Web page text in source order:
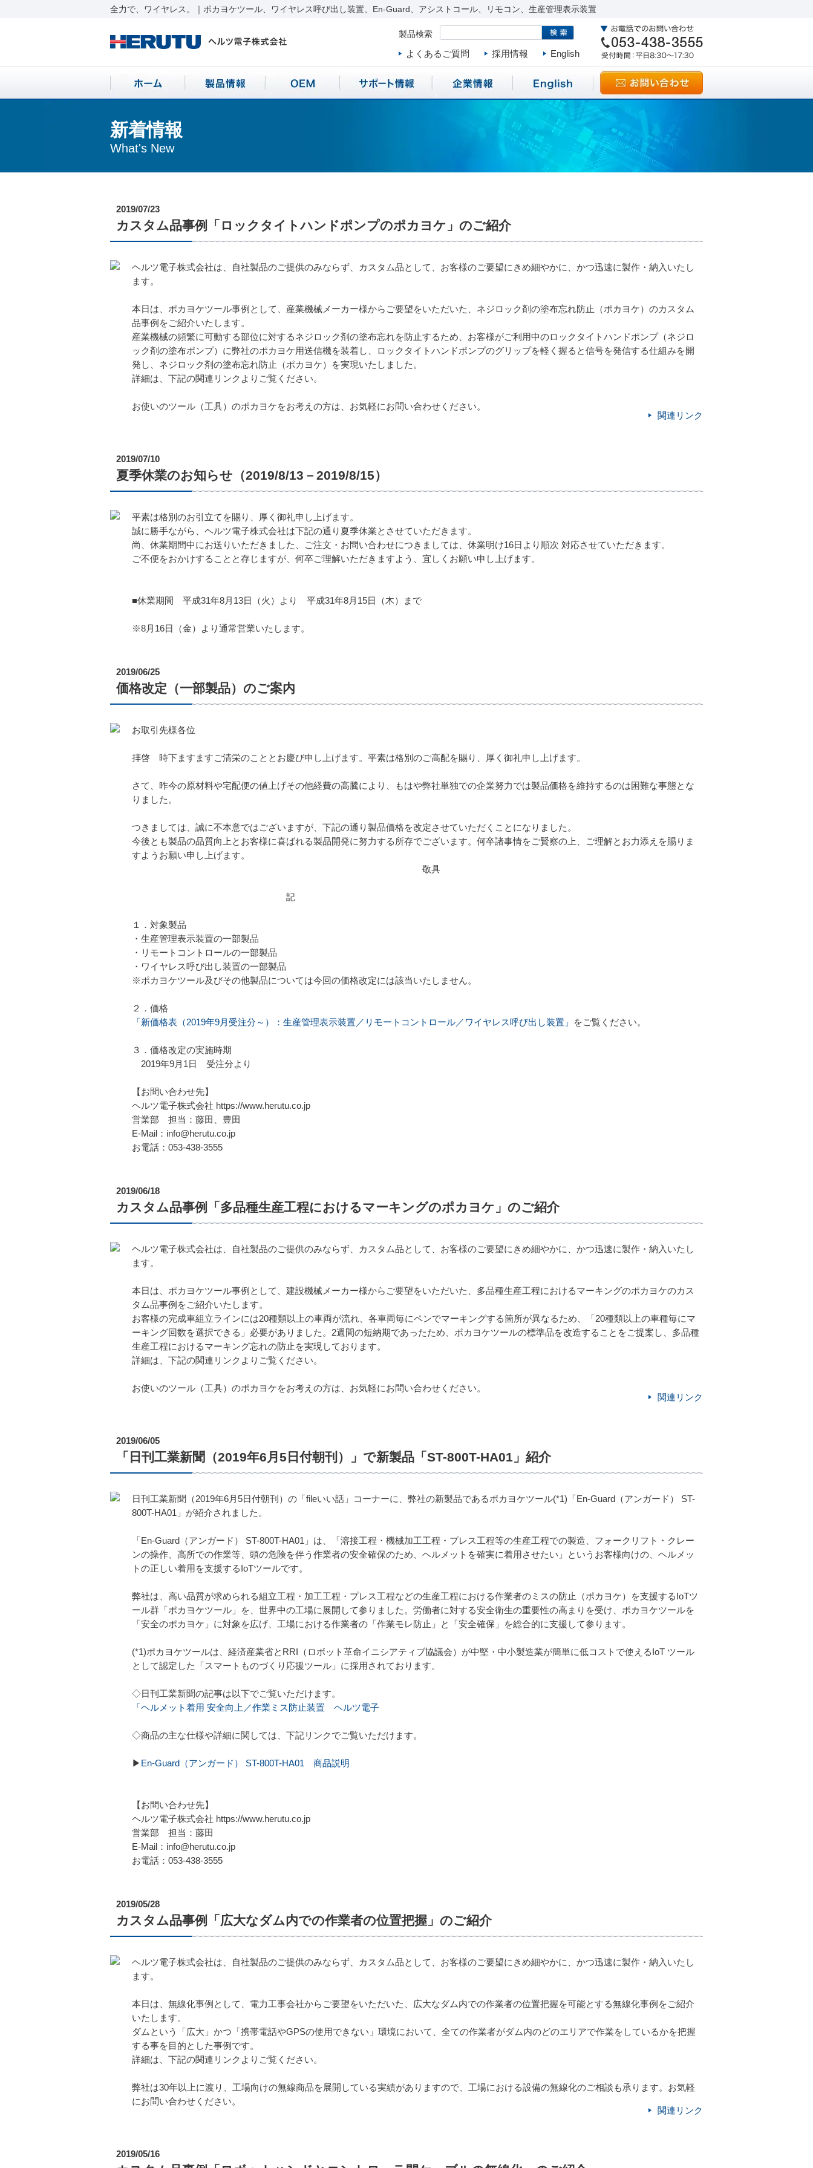
全力で、ワイヤレス。｜ポカヨケツール、ワイヤレス呼び出し装置、En-Guard、アシストコール、リモコン、生産管理表示装置
製品検索
よくあるご質問 採用情報 English
新着情報
What's New
2019/07/23
カスタム品事例「ロックタイトハンドポンプのポカヨケ」のご紹介
ヘルツ電子株式会社は、自社製品のご提供のみならず、カスタム品として、お客様のご要望にきめ細やかに、かつ迅速に製作・納入いたし
ます。
本日は、ポカヨケツール事例として、産業機械メーカー様からご要望をいただいた、ネジロック剤の塗布忘れ防止（ポカヨケ）のカスタム
品事例をご紹介いたします。
産業機械の頻繁に可動する部位に対するネジロック剤の塗布忘れを防止するため、お客様がご利用中のロックタイトハンドポンプ（ネジロ
ック剤の塗布ポンプ）に弊社のポカヨケ用送信機を装着し、ロックタイトハンドポンプのグリップを軽く握ると信号を発信する仕組みを開
発し、ネジロック剤の塗布忘れ防止（ポカヨケ）を実現いたしました。
詳細は、下記の関連リンクよりご覧ください。
お使いのツール（工具）のポカヨケをお考えの方は、お気軽にお問い合わせください。
関連リンク
2019/07/10
夏季休業のお知らせ（2019/8/13－2019/8/15）
平素は格別のお引立てを賜り、厚く御礼申し上げます。
誠に勝手ながら、ヘルツ電子株式会社は下記の通り夏季休業とさせていただきます。
尚、休業期間中にお送りいただきました、ご注文・お問い合わせにつきましては、休業明け16日より順次 対応させていただきます。
ご不便をおかけすることと存じますが、何卒ご理解いただきますよう、宜しくお願い申し上げます。
■休業期間 平成31年8月13日（火）より 平成31年8月15日（木）まで
※8月16日（金）より通常営業いたします。
2019/06/25
価格改定（一部製品）のご案内
お取引先様各位
拝啓 時下ますますご清栄のこととお慶び申し上げます。平素は格別のご高配を賜り、厚く御礼申し上げます。
さて、昨今の原材料や宅配便の値上げその他経費の高騰により、もはや弊社単独での企業努力では製品価格を維持するのは困難な事態とな
りました。
つきましては、誠に不本意ではございますが、下記の通り製品価格を改定させていただくことになりました。
今後とも製品の品質向上とお客様に喜ばれる製品開発に努力する所存でございます。何卒諸事情をご賢察の上、ご理解とお力添えを賜りま
すようお願い申し上げます。
敬具
記
１．対象製品
・生産管理表示装置の一部製品
・リモートコントロールの一部製品
・ワイヤレス呼び出し装置の一部製品
※ポカヨケツール及びその他製品については今回の価格改定には該当いたしません。
２．価格
「新価格表（2019年9月受注分～）：生産管理表示装置／リモートコントロール／ワイヤレス呼び出し装置」
をご覧ください。
３．価格改定の実施時期
2019年9月1日 受注分より
【お問い合わせ先】
ヘルツ電子株式会社 https://www.herutu.co.jp
営業部 担当：藤田、豊田
E-Mail：info@herutu.co.jp
お電話：053-438-3555
2019/06/18
カスタム品事例「多品種生産工程におけるマーキングのポカヨケ」のご紹介
ヘルツ電子株式会社は、自社製品のご提供のみならず、カスタム品として、お客様のご要望にきめ細やかに、かつ迅速に製作・納入いたし
ます。
本日は、ポカヨケツール事例として、建設機械メーカー様からご要望をいただいた、多品種生産工程におけるマーキングのポカヨケのカス
タム品事例をご紹介いたします。
お客様の完成車組立ラインには20種類以上の車両が流れ、各車両毎にペンでマーキングする箇所が異なるため、「20種類以上の車種毎にマ
ーキング回数を選択できる」必要がありました。2週間の短納期であったため、ポカヨケツールの標準品を改造することをご提案し、多品種
生産工程におけるマーキング忘れの防止を実現しております。
詳細は、下記の関連リンクよりご覧ください。
お使いのツール（工具）のポカヨケをお考えの方は、お気軽にお問い合わせください。
関連リンク
2019/06/05
「日刊工業新聞（2019年6月5日付朝刊）」で新製品「ST-800T-HA01」紹介
日刊工業新聞（2019年6月5日付朝刊）の「fileいい話」コーナーに、弊社の新製品であるポカヨケツール(*1)「En-Guard（アンガード） ST-
800T-HA01」が紹介されました。
「En-Guard（アンガード） ST-800T-HA01」は、「溶接工程・機械加工工程・プレス工程等の生産工程での製造、フォークリフト・クレー
ンの操作、高所での作業等、頭の危険を伴う作業者の安全確保のため、ヘルメットを確実に着用させたい」というお客様向けの、ヘルメッ
トの正しい着用を支援するIoTツールです。
弊社は、高い品質が求められる組立工程・加工工程・プレス工程などの生産工程における作業者のミスの防止（ポカヨケ）を支援するIoTツ
ール群「ポカヨケツール」を、世界中の工場に展開して参りました。労働者に対する安全衛生の重要性の高まりを受け、ポカヨケツールを
「安全のポカヨケ」に対象を広げ、工場における作業者の「作業モレ防止」と「安全確保」を総合的に支援して参ります。
(*1)ポカヨケツールは、経済産業省とRRI（ロボット革命イニシアティブ協議会）が中堅・中小製造業が簡単に低コストで使えるIoT ツール
として認定した「スマートものづくり応援ツール」に採用されております。
◇日刊工業新聞の記事は以下でご覧いただけます。
「ヘルメット着用 安全向上／作業ミス防止装置 ヘルツ電子
◇商品の主な仕様や詳細に関しては、下記リンクでご覧いただけます。
▶ En-Guard（アンガード） ST-800T-HA01 商品説明
【お問い合わせ先】
ヘルツ電子株式会社 https://www.herutu.co.jp
営業部 担当：藤田
E-Mail：info@herutu.co.jp
お電話：053-438-3555
2019/05/28
カスタム品事例「広大なダム内での作業者の位置把握」のご紹介
ヘルツ電子株式会社は、自社製品のご提供のみならず、カスタム品として、お客様のご要望にきめ細やかに、かつ迅速に製作・納入いたし
ます。
本日は、無線化事例として、電力工事会社からご要望をいただいた、広大なダム内での作業者の位置把握を可能とする無線化事例をご紹介
いたします。
ダムという「広大」かつ「携帯電話やGPSの使用できない」環境において、全ての作業者がダム内のどのエリアで作業をしているかを把握
する事を目的とした事例です。
詳細は、下記の関連リンクよりご覧ください。
弊社は30年以上に渡り、工場向けの無線商品を展開している実績がありますので、工場における設備の無線化のご相談も承ります。お気軽
にお問い合わせください。
関連リンク
2019/05/16